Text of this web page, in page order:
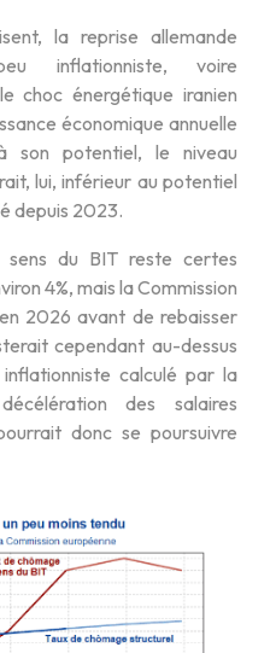
la reprise allemande
inflationniste, voire
choc énergétique iranien
économique annuelle
son potentiel, le niveau
lui, inférieur au potentiel
depuis 2023.
du BIT reste certes
4%, mais la Commission
2026 avant de rebaisser
cependant au-dessus
calculé par la
des salaires
donc se poursuivre